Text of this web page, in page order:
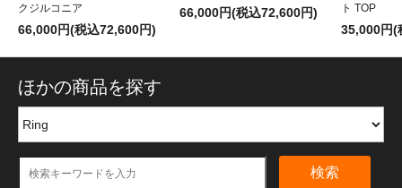
クジルコニア
66,000円(税込72,600円)
66,000円(税込72,600円)
ト TOP
35,000円(
ほかの商品を探す
検索